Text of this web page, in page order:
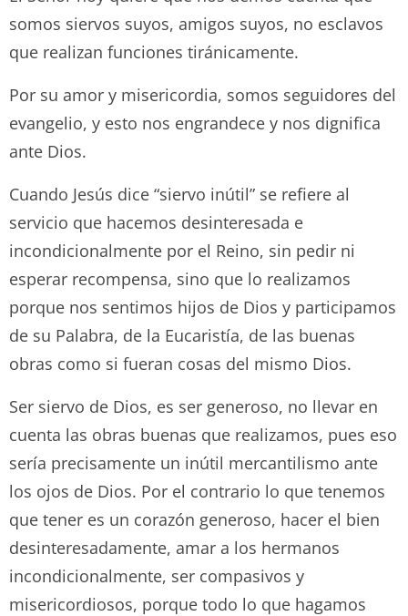
somos siervos suyos, amigos suyos, no esclavos
que realizan funciones tiránicamente.
Por su amor y misericordia, somos seguidores del
evangelio, y esto nos engrandece y nos dignifica
ante Dios.
Cuando Jesús dice “siervo inútil” se refiere al
servicio que hacemos desinteresada e
incondicionalmente por el Reino, sin pedir ni
esperar recompensa, sino que lo realizamos
porque nos sentimos hijos de Dios y participamos
de su Palabra, de la Eucaristía, de las buenas
obras como si fueran cosas del mismo Dios.
Ser siervo de Dios, es ser generoso, no llevar en
cuenta las obras buenas que realizamos, pues eso
sería precisamente un inútil mercantilismo ante
los ojos de Dios. Por el contrario lo que tenemos
que tener es un corazón generoso, hacer el bien
desinteresadamente, amar a los hermanos
incondicionalmente, ser compasivos y
misericordiosos, porque todo lo que hagamos